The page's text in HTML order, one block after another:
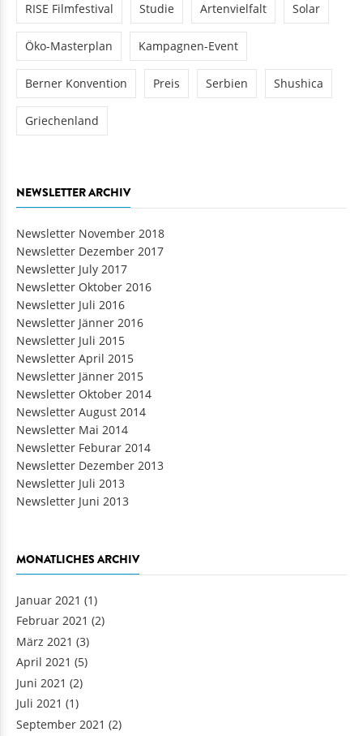
RISE Filmfestival Studie Artenvielfalt Solar
Öko-Masterplan Kampagnen-Event
Berner Konvention Preis Serbien Shushica
Griechenland
NEWSLETTER ARCHIV
Newsletter November 2018
Newsletter Dezember 2017
Newsletter July 2017
Newsletter Oktober 2016
Newsletter Juli 2016
Newsletter Jänner 2016
Newsletter Juli 2015
Newsletter April 2015
Newsletter Jänner 2015
Newsletter Oktober 2014
Newsletter August 2014
Newsletter Mai 2014
Newsletter Feburar 2014
Newsletter Dezember 2013
Newsletter Juli 2013
Newsletter Juni 2013
MONATLICHES ARCHIV
Januar 2021 (1)
Februar 2021 (2)
März 2021 (3)
April 2021 (5)
Juni 2021 (2)
Juli 2021 (1)
September 2021 (2)